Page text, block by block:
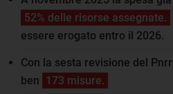
52% delle risorse assegnate.
essere erogato entro il 2026.
Con la sesta revisione del
ben 173 misure.